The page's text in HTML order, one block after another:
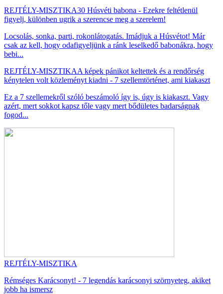
REJTÉLY-MISZTIKA30 Húsvéti babona - Ezekre feltétlenül
figyelj, különben ugrik a szerencse meg a szerelem!
Locsolás, sonka, parti, rokonlátogatás. Imádjuk a Húsvétot! Már
csak az kell, hogy odafigyeljünk a ránk leselkedő babonákra, hogy
bebi...
REJTÉLY-MISZTIKAA képek pánikot keltettek és a rendőrség
kénytelen volt közleményt kiadni - 7 szellemtörténet, ami kiakaszt
Ez a 7 szellemekről szóló beszámoló így is, úgy is kiakaszt. Vagy
azért, mert sokkot kapsz tőle vagy mert bődületes badarságnak
fogod...
REJTÉLY-MISZTIKA
Rémséges Karácsonyt! - 7 legendás karácsonyi szörnyeteg, akiket
jobb ha ismersz